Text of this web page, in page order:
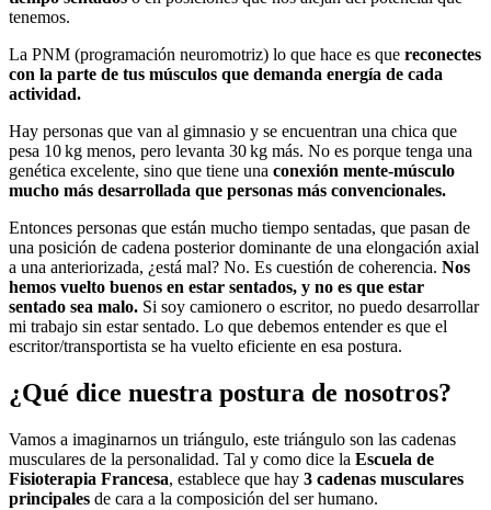
tenemos.
La PNM (programación neuromotriz) lo que hace es que reconectes
con la parte de tus músculos que demanda energía de cada
actividad.
Hay personas que van al gimnasio y se encuentran una chica que
pesa 10 kg menos, pero levanta 30 kg más. No es porque tenga una
genética excelente, sino que tiene una conexión mente-músculo
mucho más desarrollada que personas más convencionales.
Entonces personas que están mucho tiempo sentadas, que pasan de
una posición de cadena posterior dominante de una elongación axial
a una anteriorizada, ¿está mal? No. Es cuestión de coherencia. Nos
hemos vuelto buenos en estar sentados, y no es que estar
sentado sea malo. Si soy camionero o escritor, no puedo desarrollar
mi trabajo sin estar sentado. Lo que debemos entender es que el
escritor/transportista se ha vuelto eficiente en esa postura.
¿Qué dice nuestra postura de nosotros?
Vamos a imaginarnos un triángulo, este triángulo son las cadenas
musculares de la personalidad. Tal y como dice la Escuela de
Fisioterapia Francesa, establece que hay 3 cadenas musculares
principales de cara a la composición del ser humano.